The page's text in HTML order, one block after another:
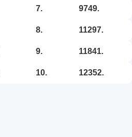
7. 9749.
8. 11297.
9. 11841.
10. 12352.